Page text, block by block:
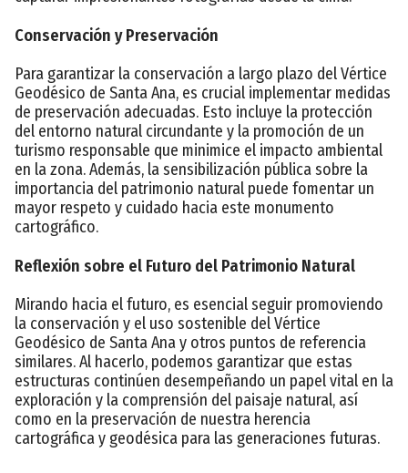
Conservación y Preservación
Para garantizar la conservación a largo plazo del Vértice
Geodésico de Santa Ana, es crucial implementar medidas
de preservación adecuadas. Esto incluye la protección
del entorno natural circundante y la promoción de un
turismo responsable que minimice el impacto ambiental
en la zona. Además, la sensibilización pública sobre la
importancia del patrimonio natural puede fomentar un
mayor respeto y cuidado hacia este monumento
cartográfico.
Reflexión sobre el Futuro del Patrimonio Natural
Mirando hacia el futuro, es esencial seguir promoviendo
la conservación y el uso sostenible del Vértice
Geodésico de Santa Ana y otros puntos de referencia
similares. Al hacerlo, podemos garantizar que estas
estructuras continúen desempeñando un papel vital en la
exploración y la comprensión del paisaje natural, así
como en la preservación de nuestra herencia
cartográfica y geodésica para las generaciones futuras.